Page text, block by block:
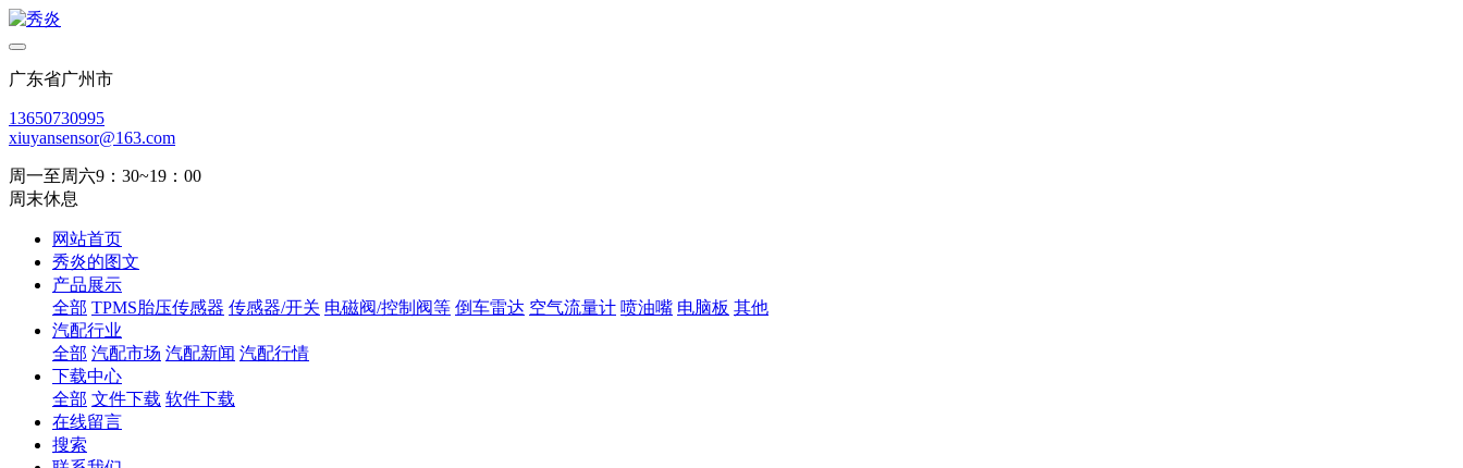
广东省广州市
13650730995
xiuyansensor@163.com
周一至周六9：30~19：00
周末休息
网站首页
秀炎的图文
产品展示
全部 TPMS胎压传感器 传感器/开关 电磁阀/控制阀等 倒车雷达 空气流量计 喷油嘴 电脑板 其他
汽配行业
全部 汽配市场 汽配新闻 汽配行情
下载中心
全部 文件下载 软件下载
在线留言
搜索